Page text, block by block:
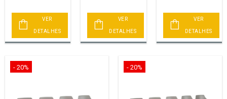
VER
DETALHES
VER
DETALHES
VER
DETALHES
- 20% - 20%